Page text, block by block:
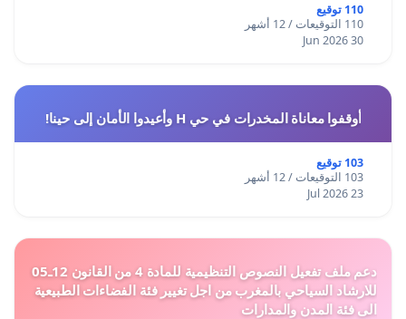
110 توقيع
110 التوقيعات / 12 أشهر
30 Jun 2026
أوقفوا معاناة المخدرات في حي H وأعيدوا الأمان إلى حينا!
103 توقيع
103 التوقيعات / 12 أشهر
23 Jul 2026
دعم ملف تفعيل النصوص التنظيمية للمادة 4 من القانون 12ـ05
للارشاد السياحي بالمغرب من اجل تغيير فئة الفضاءات الطبيعية
الى فئة المدن والمدارات